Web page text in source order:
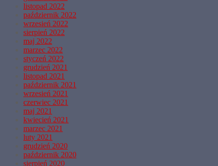
listopad 2022
październik 2022
wrzesień 2022
sierpień 2022
maj 2022
marzec 2022
styczeń 2022
grudzień 2021
listopad 2021
październik 2021
wrzesień 2021
czerwiec 2021
maj 2021
kwiecień 2021
marzec 2021
luty 2021
grudzień 2020
październik 2020
sierpień 2020